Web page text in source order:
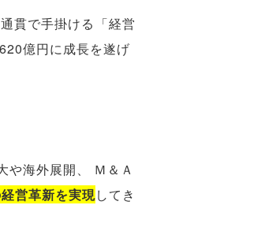
貫で手掛ける 「経営
億円に成長を遂げ
や海外展開、
Ｍ＆Ａ
営革新を実現してき